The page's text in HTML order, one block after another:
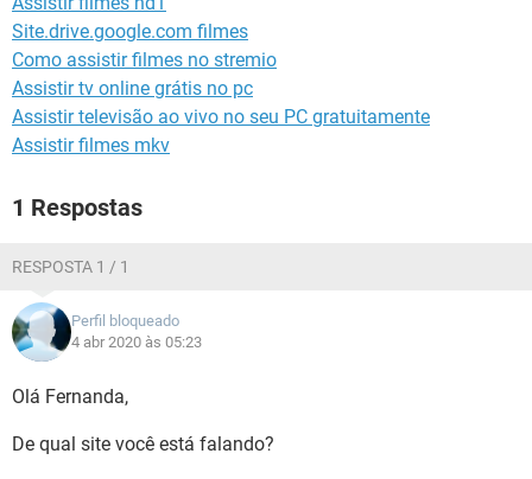
GUIA DE COMPRAS
Site.drive.google.com filmes
Como assistir filmes no stremio
Assistir tv online grátis no pc
Assistir televisão ao vivo no seu PC gratuitamente
Assistir filmes mkv
1 Respostas
RESPOSTA 1 / 1
Perfil bloqueado
4 abr 2020 às 05:23
Olá Fernanda,
De qual site você está falando?